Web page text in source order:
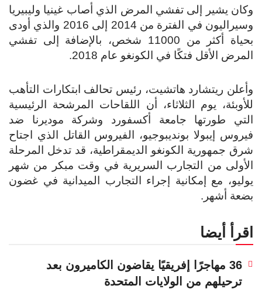
وكان يشير إلى تفشي المرض الذي أصاب غينيا وليبيريا
وسيراليون في الفترة من 2014 إلى 2016 والذي أودى
بحياة أكثر من 11000 شخص، بالإضافة إلى تفشي
المرض الأقل فتكًا في الكونغو عام 2018.
وأعلن ريتشارد هاتشيت، رئيس تحالف ابتكارات التأهب
للأوبئة، يوم الثلاثاء، أن اللقاحات المرشحة الرئيسية
التي طورتها جامعة أكسفورد وشركة موديرنا ضد
فيروس إيبولا بونديبوجيو، الفيروس القاتل الذي اجتاح
شرق جمهورية الكونغو الديمقراطية، قد تدخل المرحلة
الأولى من التجارب السريرية في وقت مبكر من شهر
يوليو، مع إمكانية إجراء التجارب الميدانية في غضون
بضعة أشهر.
اقرأ أيضا
36 مهاجرًا إفريقيًا يقاضون الكاميرون بعد
ترحيلهم من الولايات المتحدة